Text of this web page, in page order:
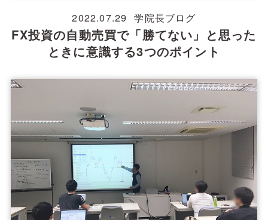
2022.07.29 学院長ブログ
FX投資の自動売買で「勝てない」と思った
ときに意識する3つのポイント